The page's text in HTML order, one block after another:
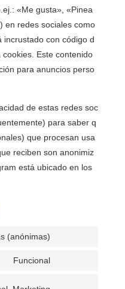
«Me gusta», «Pinea
en redes sociales como
incrustado con código d
Este contenido
para anuncios perso
de estas redes soc
para saber q
que procesan usa
reciben son anonimiz
está ubicado en los
(anónimas)
Funcional